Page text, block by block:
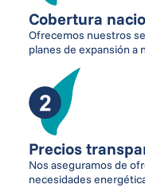
Cobertura
Ofrecemos nuestros
planes de expansión a
Precios
Nos aseguramos de
necesidades